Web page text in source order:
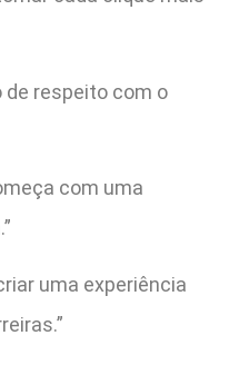
de respeito com o
com uma
uma experiência